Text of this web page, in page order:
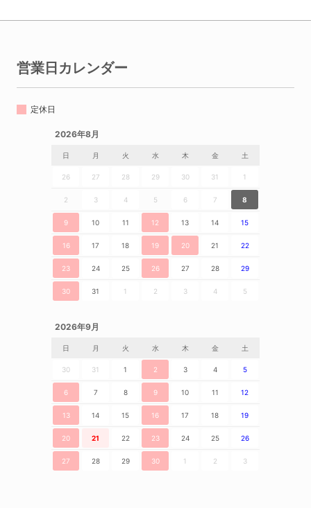
営業日カレンダー
定休日
2026年8月
日 月 火 水 木 金 土
26 27 28 29 30 31 1
2 3 4 5 6 7 8
9 10 11 12 13 14 15
16 17 18 19 20 21 22
23 24 25 26 27 28 29
30 31 1 2 3 4 5
2026年9月
日 月 火 水 木 金 土
30 31 1 2 3 4 5
6 7 8 9 10 11 12
13 14 15 16 17 18 19
20 21 22 23 24 25 26
27 28 29 30 1 2 3